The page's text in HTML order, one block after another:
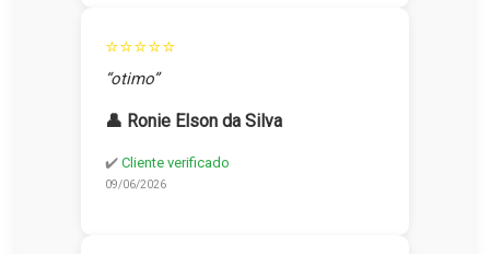
⭐⭐⭐⭐⭐
“otimo”
👤 Ronie Elson da Silva
✔️ Cliente verificado
09/06/2026